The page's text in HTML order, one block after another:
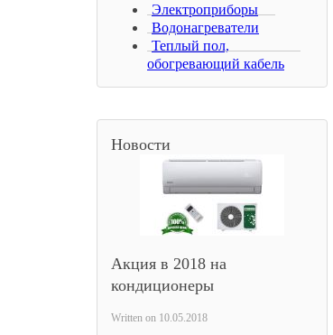
Электроприборы
Водонагреватели
Теплый пол,
обогревающий кабель
Новости
Акция в 2018 на
кондиционеры
Written on 10.05.2018